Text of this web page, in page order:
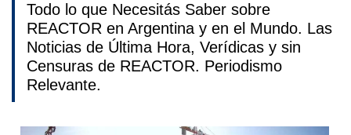
Todo lo que Necesitás Saber sobre
REACTOR en Argentina y en el Mundo. Las
Noticias de Última Hora, Verídicas y sin
Censuras de REACTOR. Periodismo
Relevante.